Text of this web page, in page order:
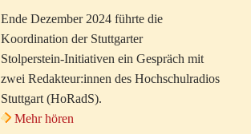
Ende Dezember 2024 führte die
Koordination der Stuttgarter
Stolperstein-Initiativen ein Gespräch mit
zwei Redakteur:innen des Hochschulradios
Stuttgart (HoRadS).
Mehr hören